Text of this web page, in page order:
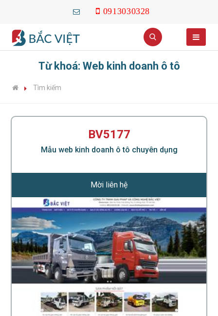
0913030328
Từ khoá: Web kinh doanh ô tô
Tìm kiếm
BV5177
Mẫu web kinh doanh ô tô chuyên dụng
Mời liên hệ